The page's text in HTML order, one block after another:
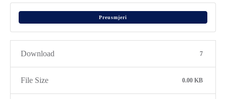
Preusmjeri
Download 7
File Size 0.00 KB